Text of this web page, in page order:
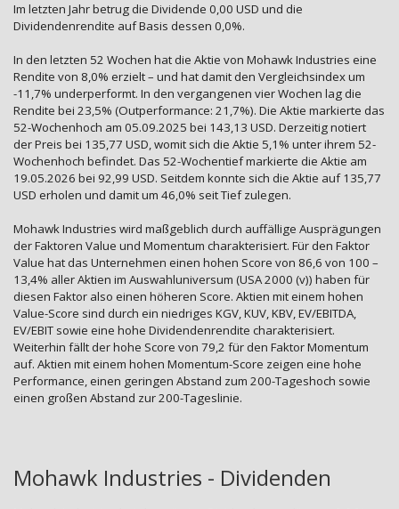
Im letzten Jahr betrug die Dividende 0,00 USD und die
Dividendenrendite auf Basis dessen 0,0%.
In den letzten 52 Wochen hat die Aktie von Mohawk Industries eine
Rendite von 8,0% erzielt – und hat damit den Vergleichsindex um
-11,7% underperformt. In den vergangenen vier Wochen lag die
Rendite bei 23,5% (Outperformance: 21,7%). Die Aktie markierte das
52-Wochenhoch am 05.09.2025 bei 143,13 USD. Derzeitig notiert
der Preis bei 135,77 USD, womit sich die Aktie 5,1% unter ihrem 52-
Wochenhoch befindet. Das 52-Wochentief markierte die Aktie am
19.05.2026 bei 92,99 USD. Seitdem konnte sich die Aktie auf 135,77
USD erholen und damit um 46,0% seit Tief zulegen.
Mohawk Industries wird maßgeblich durch auffällige Ausprägungen
der Faktoren Value und Momentum charakterisiert. Für den Faktor
Value hat das Unternehmen einen hohen Score von 86,6 von 100 –
13,4% aller Aktien im Auswahluniversum (USA 2000 (v)) haben für
diesen Faktor also einen höheren Score. Aktien mit einem hohen
Value-Score sind durch ein niedriges KGV, KUV, KBV, EV/EBITDA,
EV/EBIT sowie eine hohe Dividendenrendite charakterisiert.
Weiterhin fällt der hohe Score von 79,2 für den Faktor Momentum
auf. Aktien mit einem hohen Momentum-Score zeigen eine hohe
Performance, einen geringen Abstand zum 200-Tageshoch sowie
einen großen Abstand zur 200-Tageslinie.
Mohawk Industries - Dividenden